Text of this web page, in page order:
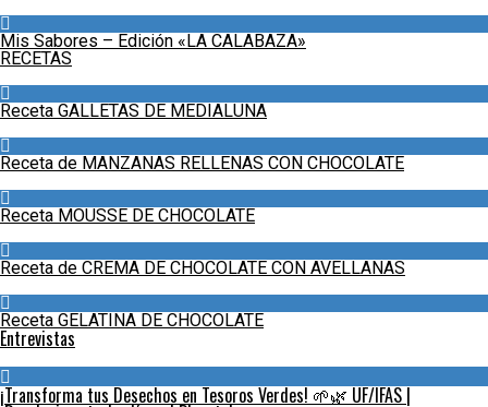
Mis Sabores – Edición «LA CALABAZA»
RECETAS
Receta GALLETAS DE MEDIALUNA
Receta de MANZANAS RELLENAS CON CHOCOLATE
Receta MOUSSE DE CHOCOLATE
Receta de CREMA DE CHOCOLATE CON AVELLANAS
Receta GELATINA DE CHOCOLATE
Entrevistas
¡Transforma tus Desechos en Tesoros Verdes! 🌱🌿 UF/IFAS |